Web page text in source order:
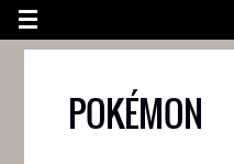
POKÉMON